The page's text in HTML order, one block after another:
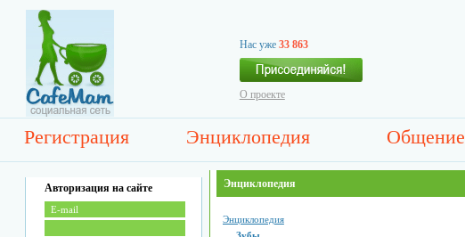
Нас уже 33 863
О проекте
Регистрация Энциклопедия Общение
Авторизация на сайте Энциклопедия
Энциклопедия